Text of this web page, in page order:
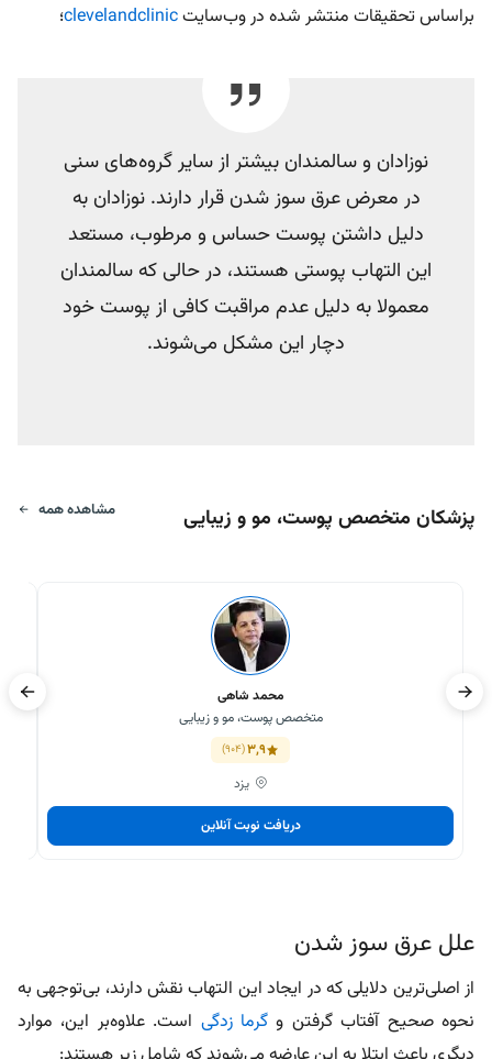
براساس تحقیقات منتشر شده در وب‌سایت ؛
نوزادان و سالمندان بیشتر از سایر گروه‌های سنی
در معرض عرق سوز شدن قرار دارند.نوزادان به
دلیل داشتن پوست حساس و مرطوب، مستعد
این التهاب پوستی هستند، در حالی که سالمندان
معمولا به دلیل عدم مراقبت کافی از پوست خود
دچار این مشکل می‌شوند.
پزشکان متخصص پوست، مو و زیبایی مشاهده همه
محمد شاهی
متخصص پوست، مو و زیبایی
3,9
(904)
یزد
دریافت نوبت آنلاین
علل عرق سوز شدن
از اصلی‌ترین دلایلی که در ایجاد این التهاب نقش دارند، بی‌توجهی به
نحوه صحیح آفتاب گرفتن و گرما زدگی است. علاوه‌بر این، موارد